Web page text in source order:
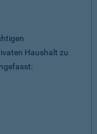
Haushalt zu